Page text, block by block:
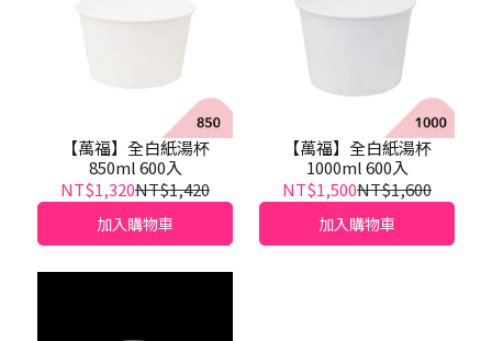
【萬福】全白紙湯杯
850ml 600入
NT$1,320NT$1,420
加入購物車
【萬福】全白紙湯杯
1000ml 600入
NT$1,500NT$1,600
加入購物車